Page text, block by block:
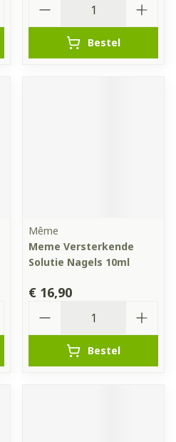
Bestel
Même
Meme Versterkende
Solutie Nagels 10ml
€ 16,90
Bestel